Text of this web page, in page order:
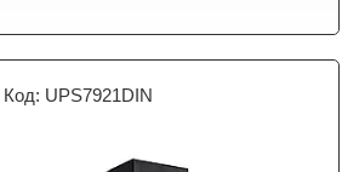
UPS7921DIN